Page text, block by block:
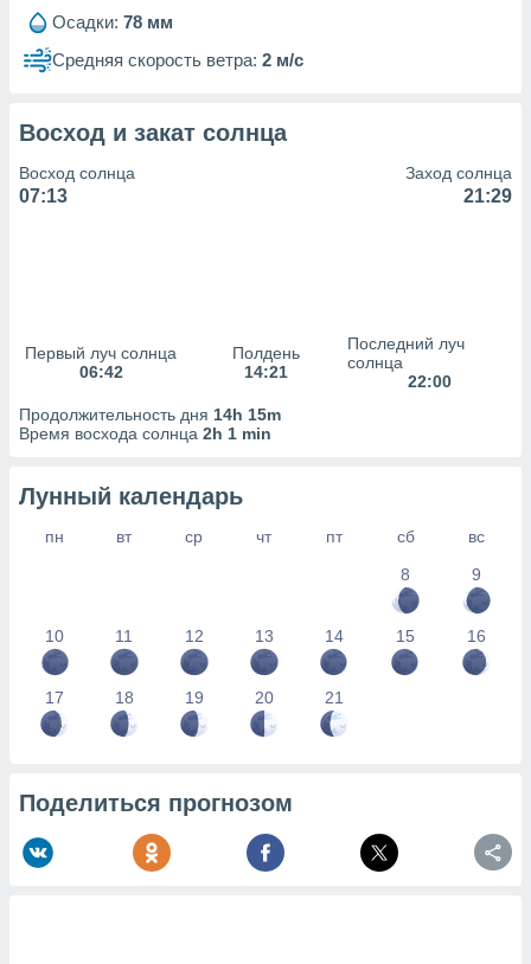
Осадки: 78 мм
Средняя скорость ветра: 2 м/с
Восход и закат солнца
Восход солнца
07:13
Заход солнца
21:29
Первый луч солнца
06:42
Полдень
14:21
Последний луч
солнца
22:00
Продолжительность дня 14h 15m
Время восхода солнца 2h 1 min
Лунный календарь
пн вт ср чт пт сб
вс
8
9
10 11 12 13 14 15 16
17 18 19 20 21
Поделиться прогнозом